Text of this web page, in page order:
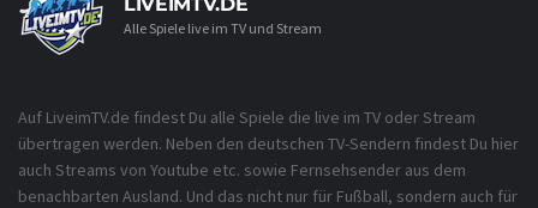
Alle Spiele live im TV und Stream
Auf LiveimTV.de findest Du alle Spiele die live im TV oder Stream
übertragen werden. Neben den deutschen TV-Sendern findest Du hier
auch Streams von Youtube etc. sowie Fernsehsender aus dem
benachbarten Ausland. Und das nicht nur für Fußball, sondern auch für